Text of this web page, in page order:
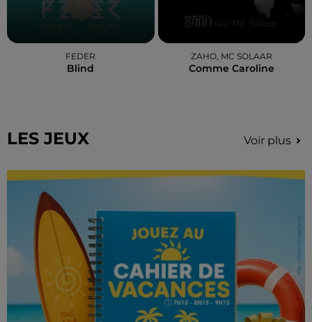
FEDER
Blind
ZAHO, MC SOLAAR
Comme Caroline
LES JEUX Voir plus